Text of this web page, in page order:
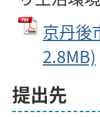
京丹後
2.8MB)
提出先